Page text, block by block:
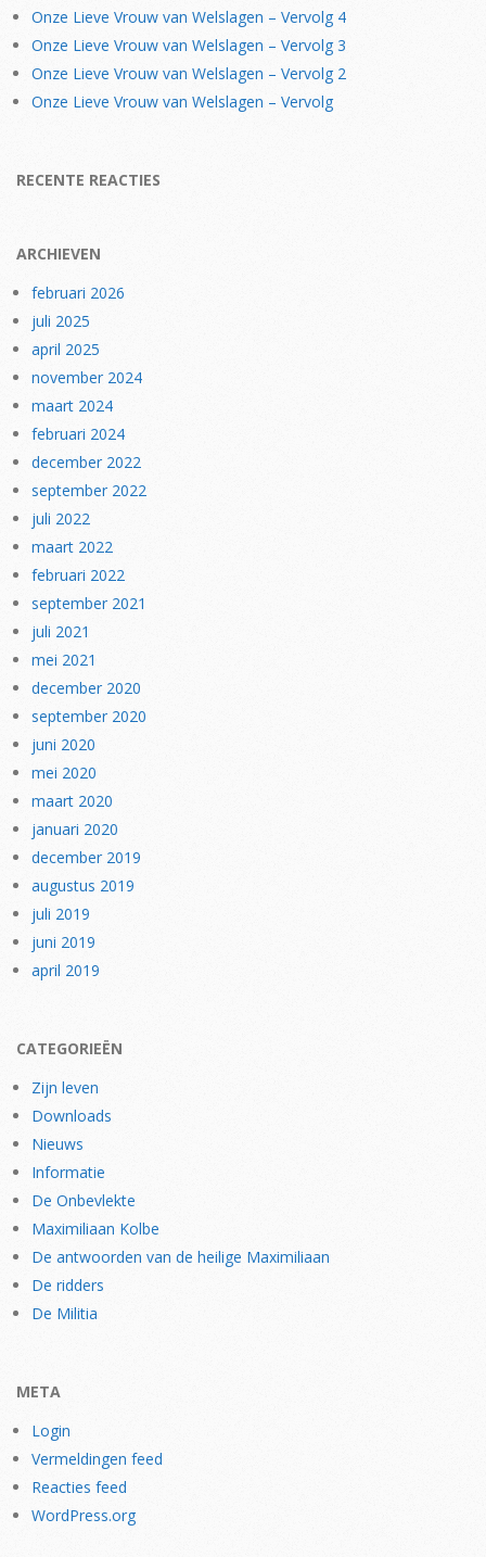
Onze Lieve Vrouw van Welslagen – Vervolg 4
Onze Lieve Vrouw van Welslagen – Vervolg 3
Onze Lieve Vrouw van Welslagen – Vervolg 2
Onze Lieve Vrouw van Welslagen – Vervolg
RECENTE REACTIES
ARCHIEVEN
februari 2026
juli 2025
april 2025
november 2024
maart 2024
februari 2024
december 2022
september 2022
juli 2022
maart 2022
februari 2022
september 2021
juli 2021
mei 2021
december 2020
september 2020
juni 2020
mei 2020
maart 2020
januari 2020
december 2019
augustus 2019
juli 2019
juni 2019
april 2019
CATEGORIEËN
Zijn leven
Downloads
Nieuws
Informatie
De Onbevlekte
Maximiliaan Kolbe
De antwoorden van de heilige Maximiliaan
De ridders
De Militia
META
Login
Vermeldingen feed
Reacties feed
WordPress.org